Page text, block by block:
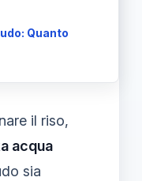
Quanto
il riso,
acqua
sia